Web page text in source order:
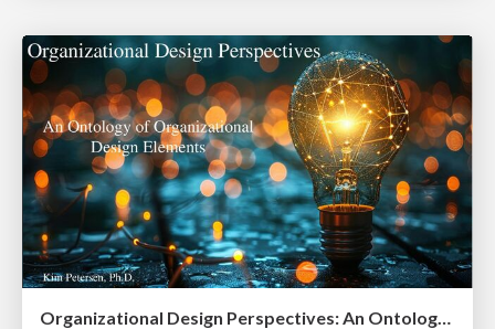
Organizational Design Perspectives: An Ontology of Organizational Design Elements